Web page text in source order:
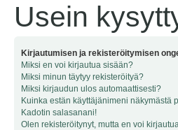
Usein
Kirjautumisen ja rekisteröitymisen
Miksi en voi kirjautua sisään?
Miksi minun täytyy rekisteröityä?
Miksi kirjaudun ulos automaattisesti?
Kuinka estän käyttäjänimeni näkymästä
Kadotin salasanani!
Olen rekisteröitynyt, mutta en voi